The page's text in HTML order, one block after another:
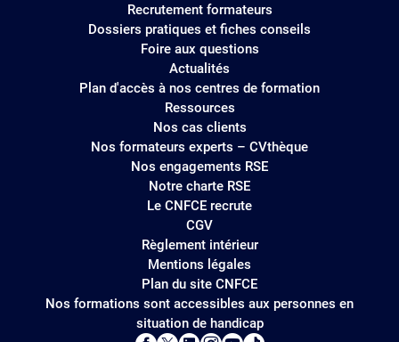
Recrutement formateurs
Dossiers pratiques et fiches conseils
Foire aux questions
Actualités
Plan d'accès à nos centres de formation
Ressources
Nos cas clients
Nos formateurs experts – CVthèque
Nos engagements RSE
Notre charte RSE
Le CNFCE recrute
CGV
Règlement intérieur
Mentions légales
Plan du site CNFCE
Nos formations sont accessibles aux personnes en
situation de handicap